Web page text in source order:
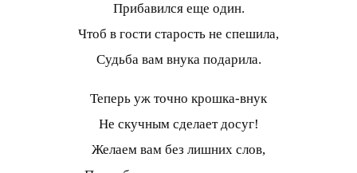
Прибавился еще один.
Чтоб в гости старость не спешила,
Судьба вам внука подарила.
Теперь уж точно крошка-внук
Не скучным сделает досуг!
Желаем вам без лишних слов,